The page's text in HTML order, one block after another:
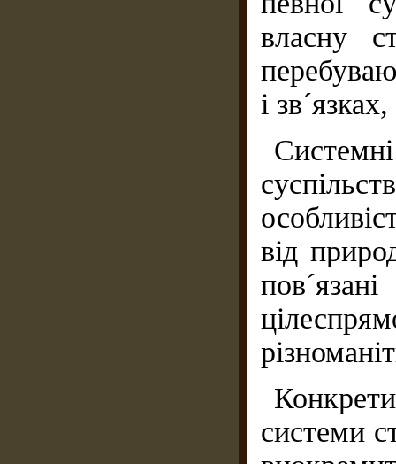
власну
і
від
системи